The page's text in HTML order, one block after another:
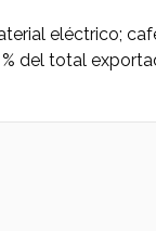
eléctrico;
del total